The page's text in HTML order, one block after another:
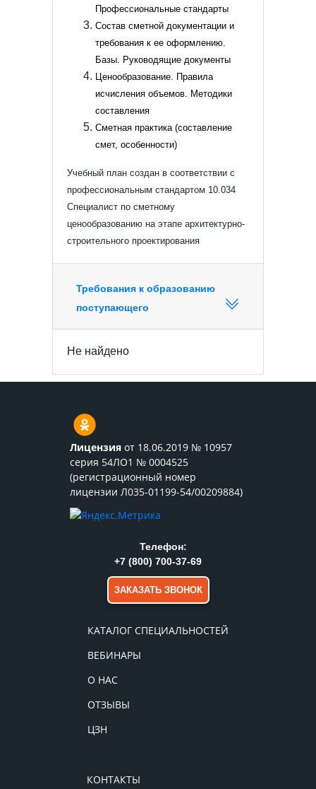
Профессиональные стандарты
Состав сметной документации и
требования к ее оформлению.
Базы. Руководящие документы
Ценообразование. Правила
исчисления объемов. Методики
составления
Сметная практика (составление
смет, особенности)
Учебный план создан в соответствии с
профессиональным стандартом 10.034
Специалист по сметному
ценообразованию на этапе архитектурно-
строительного проектирования
Требования к образованию
поступающего
Не найдено
Лицензия от 18.06.2019 № 10957
серия 54ЛО1 № 0004525
(регистрационный номер
лицензии Л035-01199-54/00209884)
КАТАЛОГ СПЕЦИАЛЬНОСТЕЙ
ВЕБИНАРЫ
О НАС
ОТЗЫВЫ
ЦЗН
КОНТАКТЫ
Телефон:
+7 (800) 700-37-69
ЗАКАЗАТЬ ЗВОНОК